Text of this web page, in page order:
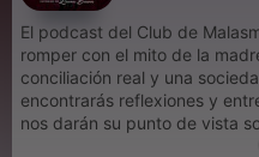
El podcast del Club de
romper con el mito de la
conciliación real y una
encontrarás reflexiones y
nos darán su punto de vista
feminismo. Está capitaneado